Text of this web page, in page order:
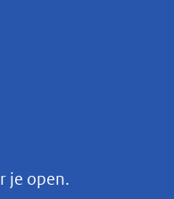
je open.